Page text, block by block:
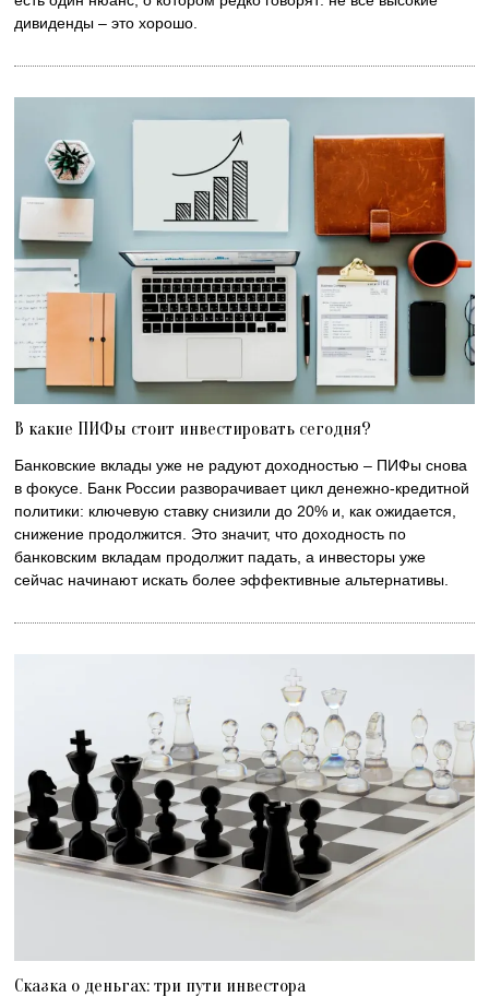
дивиденды – это хорошо.
В какие ПИФы стоит инвестировать сегодня?
Банковские вклады уже не радуют доходностью – ПИФы снова
в фокусе. Банк России разворачивает цикл денежно-кредитной
политики: ключевую ставку снизили до 20% и, как ожидается,
снижение продолжится. Это значит, что доходность по
банковским вкладам продолжит падать, а инвесторы уже
сейчас начинают искать более эффективные альтернативы.
Сказка о деньгах: три пути инвестора